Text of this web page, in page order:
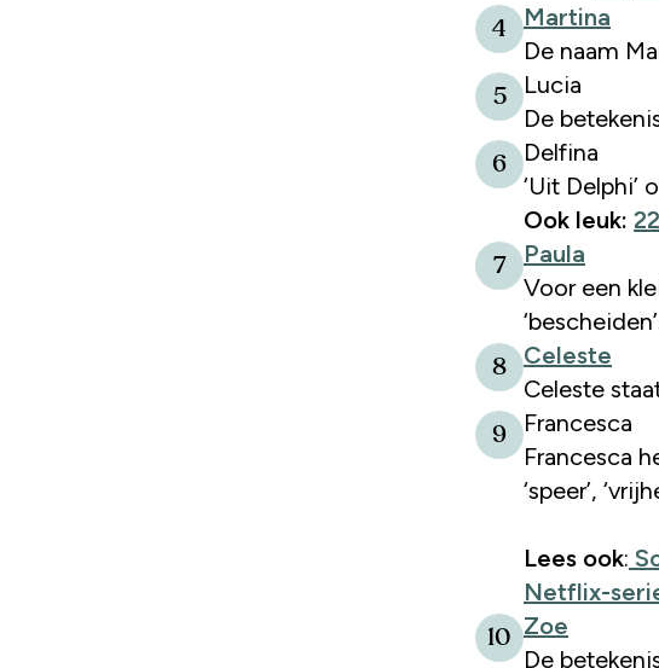
4
Martina
De naam
5
Lucia
De
6
Delfina
‘Uit Delphi’
Ook leuk:
7
Paula
Voor een
8
Celeste
Celeste
9
Francesca
Francesca
‘speer’,
Lees ook:
Netflix-
10 Zoe
De